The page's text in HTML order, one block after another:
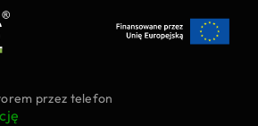
przez telefon